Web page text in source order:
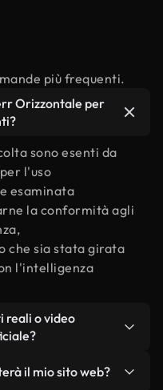
più frequenti.
Orizzontale per
sono esenti da
l'uso
esaminata
la conformità agli
che sia stata girata
l'intelligenza
reali o video
relativi a
il mio sito web?